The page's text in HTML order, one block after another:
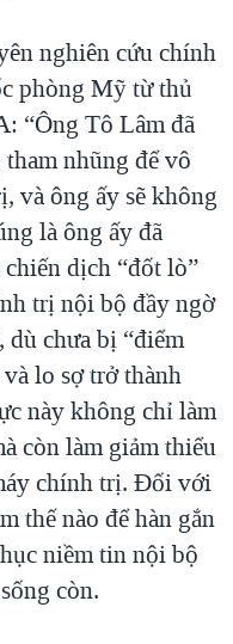
nghiên cứu chính
phòng Mỹ từ thủ
“Ông Tô Lâm đã
nhũng để vô
và ông ấy sẽ không
là ông ấy đã
dịch “đốt lò”
trị nội bộ đầy ngờ
dù chưa bị “điểm
lo sợ trở thành
này không chỉ làm
còn làm giảm thiểu
chính trị. Đối với
thế nào để hàn gắn
niềm tin nội bộ
còn.